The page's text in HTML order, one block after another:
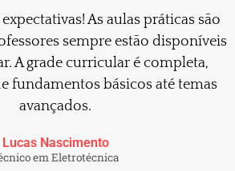
As aulas práticas são
sempre estão disponíveis
A grade curricular é completa,
fundamentos básicos até temas
avançados.
Lucas Nascimento
em Eletrotécnica